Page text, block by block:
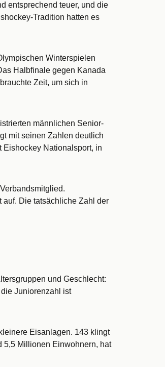
entsprechend teuer, und die
Tradition hatten es
Winterspielen
Halbfinale gegen Kanada
Zeit, um sich in
männlichen Senior-
mit seinen Zahlen deutlich
Nationalsport, in
auf. Die tatsächliche Zahl der
und Geschlecht:
Juniorenzahl ist
Eisanlagen. 143 klingt
5,5 Millionen Einwohnern, hat